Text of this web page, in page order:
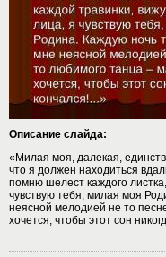
Описание слайда:
«Милая моя, далекая,
что я должен находиться
помню шелест каждого
чувствую тебя, милая моя
неясной мелодией не то
хочется, чтобы этот сон